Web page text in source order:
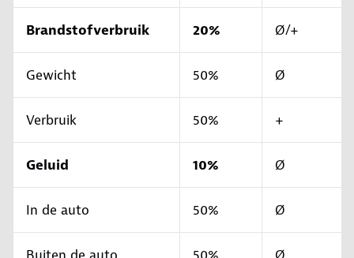
Brandstofverbruik 20% Ø/+
Gewicht 50% Ø
Verbruik 50% +
Geluid 10% Ø
In de auto 50% Ø